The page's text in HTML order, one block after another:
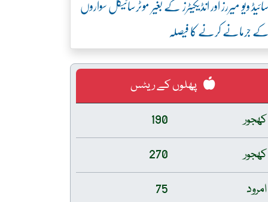
کے جرمانے کرنے کا فیصلہ
پھلوں کے ریٹس
کھجور
190
کھجور
270
امرود
75